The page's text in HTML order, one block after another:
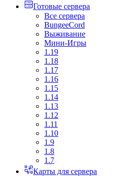
Готовые сервера
Все сервера
BungeeCord
Выживание
Мини-Игры
1.19
1.18
1.17
1.16
1.15
1.14
1.13
1.12
1.11
1.10
1.9
1.8
1.7
Карты для сервера